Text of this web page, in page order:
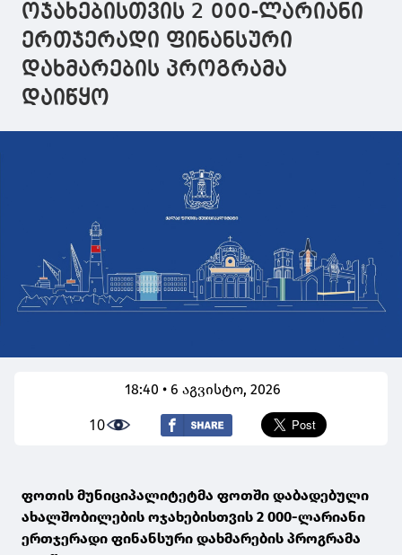
ოჯახებისთვის 2 000-ლარიანი
ერთჯერადი ფინანსური
დახმარების პროგრამა
დაიწყო
18:40 • 6 აგვისტო, 2026
10
ფოთის მუნიციპალიტეტმა ფოთში დაბადებული
ახალშობილების ოჯახებისთვის 2 000-ლარიანი
ერთჯერადი ფინანსური დახმარების პროგრამა